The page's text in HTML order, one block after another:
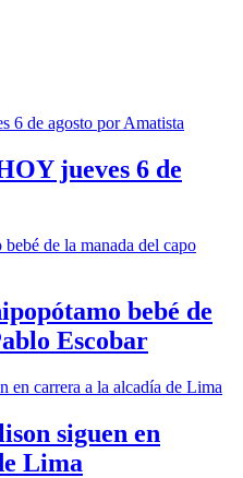
jueves 6 de
bebé de
Escobar
siguen en
Lima